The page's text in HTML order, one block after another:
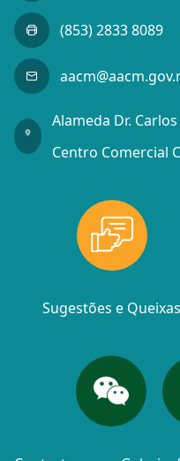
(853) 2833 8089
Alameda Dr.
Centro Comercial
Sugestões e Queixas